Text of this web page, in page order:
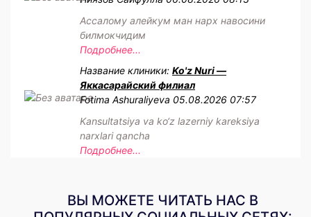
Ассалому алейкум ман нарх навосини
билмокчидим
Подробнее...
Название клиники: Ko'z Nuri —
Яккасарайский филиал
Fotima Ashuraliyeva 05.08.2026 07:57
Kansultatsiya va ko‘z lazerniy kareksiya
narxlari qancha
Подробнее...
ВЫ МОЖЕТЕ ЧИТАТЬ НАС В